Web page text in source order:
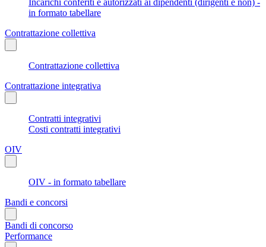
in formato tabellare
Contrattazione collettiva
Contrattazione collettiva
Contrattazione integrativa
Contratti integrativi
Costi contratti integrativi
OIV
OIV - in formato tabellare
Bandi e concorsi
Bandi di concorso
Performance